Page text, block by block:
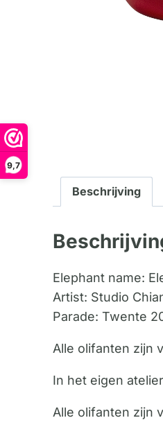
9,7
Beschrijving
Elephant name:
Artist: Studio
Parade: Twente
Alle olifanten zijn
In het eigen
Alle olifanten zijn